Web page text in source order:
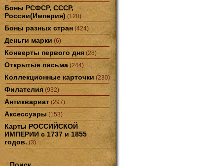
Боны РСФСР, СССР,
России(Империя) (120)
Боны разных стран (424)
Деньги марки (6)
Конверты первого дня (28)
Открытые письма (244)
Коллекционные карточки (230)
Филателия (932)
Антиквариат (297)
Аксессуары(153)
Карты РОССИЙСКОЙ
ИМПЕРИИ с 1737 и 1855
годов.(3)